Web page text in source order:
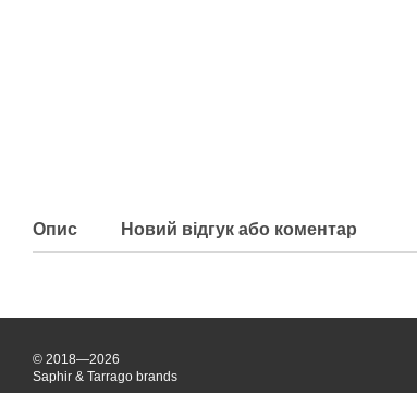
Опис Новий відгук або коментар
© 2018—2026
Saphir & Tarrago brands